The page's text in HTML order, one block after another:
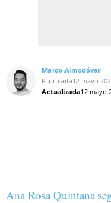
Marco Almodóvar
Publicada12 mayo
Actualizada12 mayo
Ana Rosa Quintana